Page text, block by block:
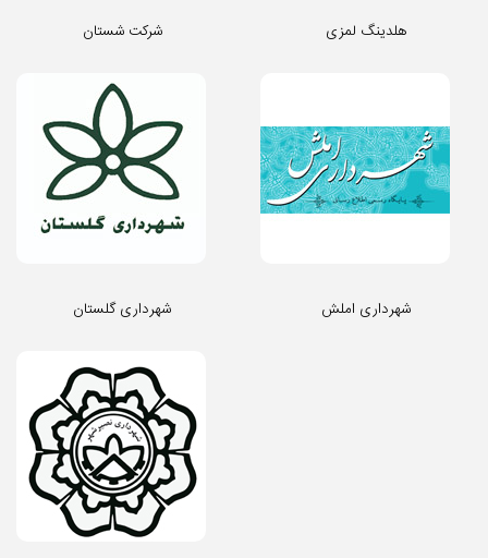
شرکت شستان هلدینگ لمزی
شهرداری گلستان شهرداری املش